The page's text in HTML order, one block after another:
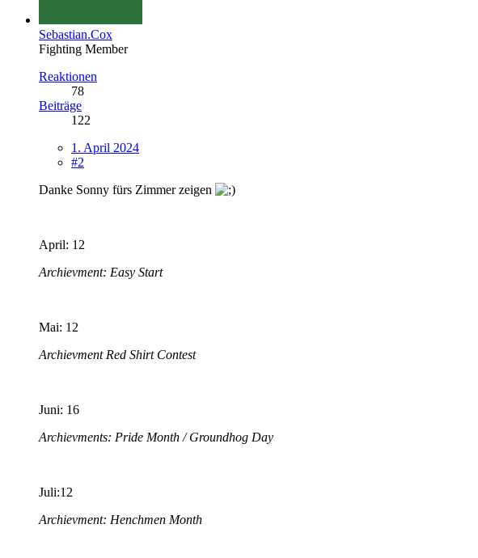
Sebastian.Cox
Fighting Member
Reaktionen
78
Beiträge
122
1. April 2024
#2
Danke Sonny fürs Zimmer zeigen
April: 12
Archievment: Easy Start
Mai: 12
Archievment Red Shirt Contest
Juni: 16
Archievments: Pride Month / Groundhog Day
Juli:12
Archievment: Henchmen Month